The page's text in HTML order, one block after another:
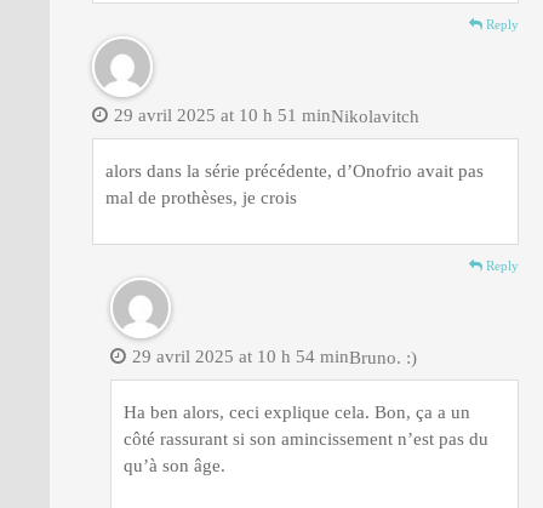
Reply
Nikolavitch
29 avril 2025 at 10 h 51 min
alors dans la série précédente, d’Onofrio avait pas
mal de prothèses, je crois
Reply
Bruno. :)
29 avril 2025 at 10 h 54 min
Ha ben alors, ceci explique cela. Bon, ça a un
côté rassurant si son amincissement n’est pas du
qu’à son âge.